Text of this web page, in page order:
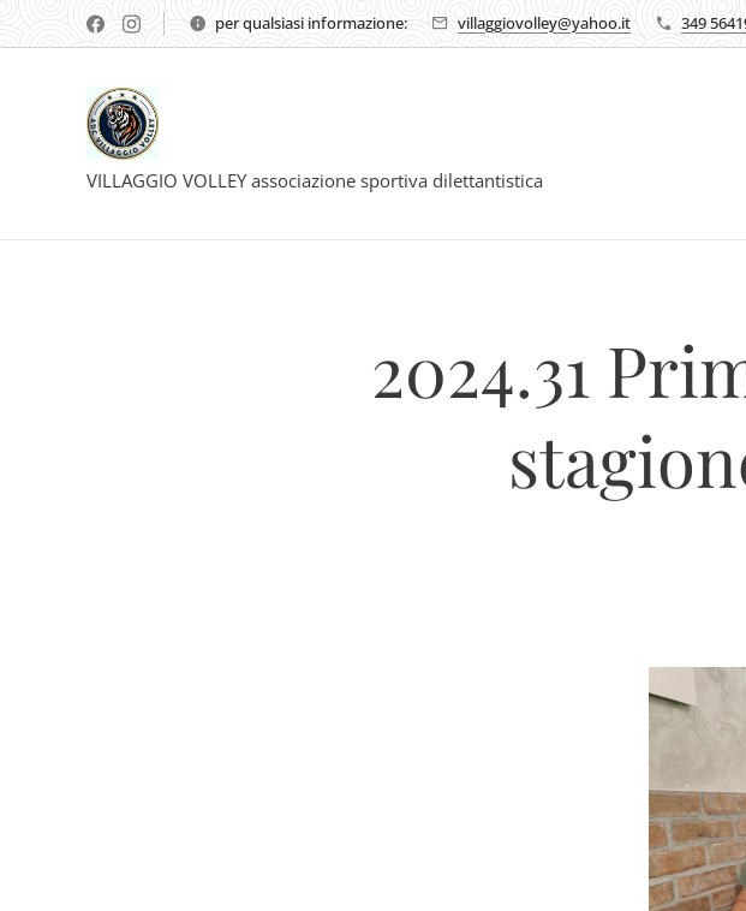
per qualsiasi informazione: villaggiovolley@yahoo.it 349
VILLAGGIO VOLLEY associazione sportiva dilettantistica
2024.31